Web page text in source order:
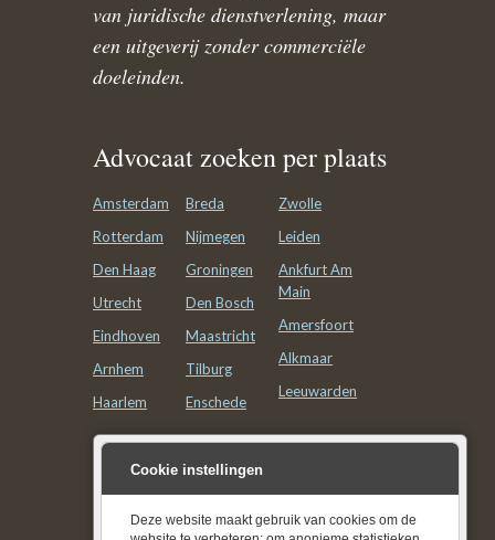
van juridische dienstverlening, maar
een uitgeverij zonder commerciële
doeleinden.
Advocaat zoeken per plaats
Amsterdam
Rotterdam
Den Haag
Utrecht
Eindhoven
Arnhem
Haarlem
Breda
Nijmegen
Groningen
Den Bosch
Maastricht
Tilburg
Enschede
Zwolle
Leiden
Ankfurt Am
Main
Amersfoort
Alkmaar
Leeuwarden
Advocatenkantoor zoeken
per plaats
Cookie instellingen
Deze website maakt gebruik van cookies om de